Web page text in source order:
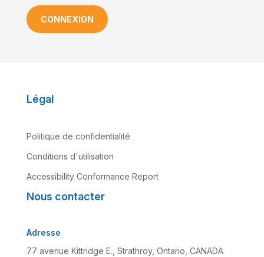
CONNEXION
Légal
Politique de confidentialité
Conditions d'utilisation
Accessibility Conformance Report
Nous contacter
Adresse
77 avenue Kittridge E., Strathroy, Ontario, CANADA